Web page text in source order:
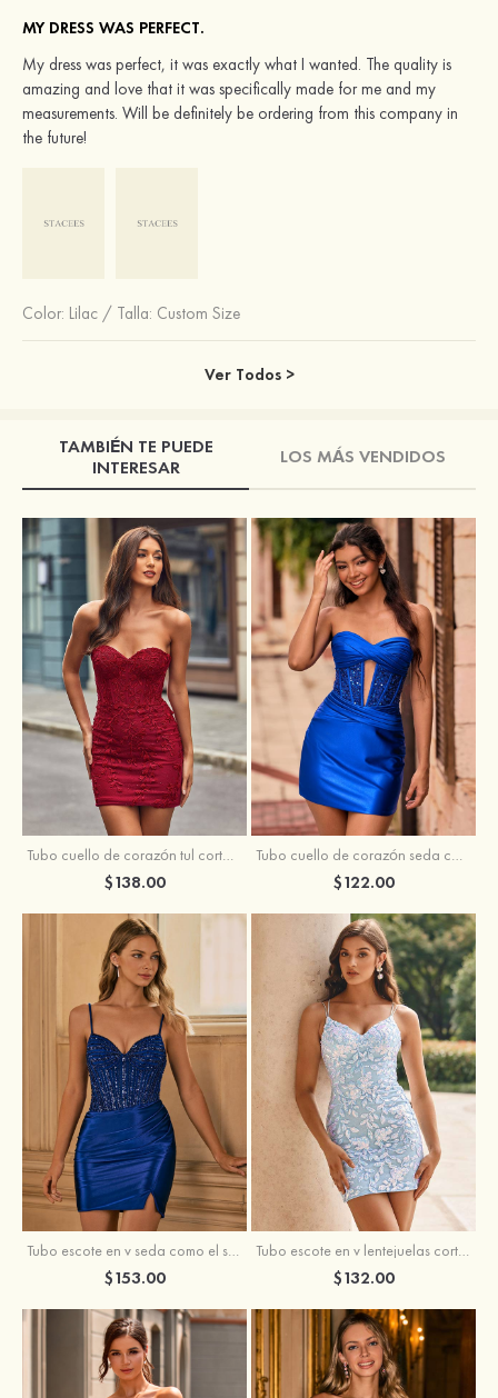
MY DRESS WAS PERFECT.
My dress was perfect, it was exactly what I wanted. The quality is
amazing and love that it was specifically made for me and my
measurements. Will be definitely be ordering from this company in
the future!
Color: Lilac / Talla: Custom Size
Ver Todos >
TAMBIÉN TE PUEDE
INTERESAR
LOS MÁS VENDIDOS
Tubo cuello de corazón tul corto/mini vestido para homecoming
$138.00
Tubo cuello de corazón seda como el satén corto vestido para homecoming
$122.00
Tubo escote en v seda como el satén corto vestido para homecoming
$153.00
Tubo escote en v lentejuelas corto vestido para homecoming
$132.00